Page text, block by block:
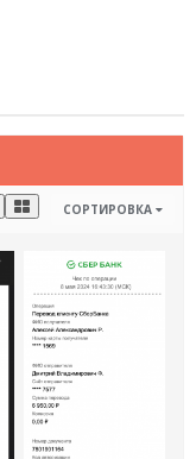
СОРТИРОВКА